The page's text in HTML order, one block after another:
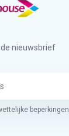
nieuwsbrief
beperkingen